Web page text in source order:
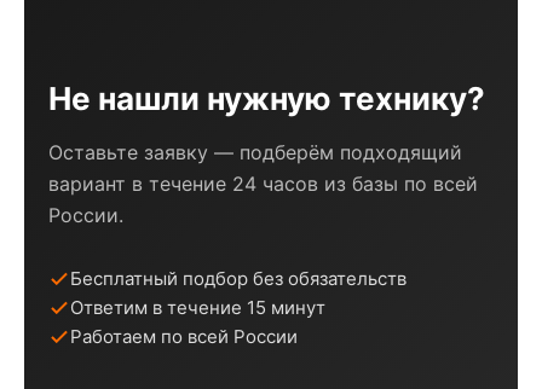
Не нашли нужную технику?
Оставьте заявку — подберём подходящий
вариант в течение 24 часов из базы по всей
России.
Бесплатный подбор без обязательств
Ответим в течение 15 минут
Работаем по всей России